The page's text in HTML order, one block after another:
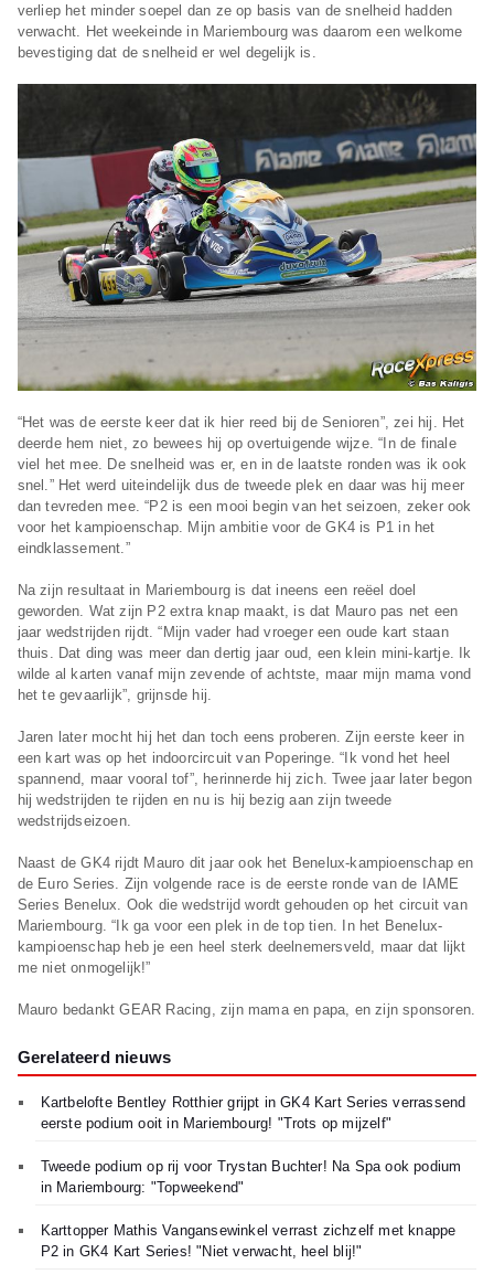
verliep het minder soepel dan ze op basis van de snelheid hadden
verwacht. Het weekeinde in Mariembourg was daarom een welkome
bevestiging dat de snelheid er wel degelijk is.
“Het was de eerste keer dat ik hier reed bij de Senioren”, zei hij. Het
deerde hem niet, zo bewees hij op overtuigende wijze. “In de finale
viel het mee. De snelheid was er, en in de laatste ronden was ik ook
snel.” Het werd uiteindelijk dus de tweede plek en daar was hij meer
dan tevreden mee. “P2 is een mooi begin van het seizoen, zeker ook
voor het kampioenschap. Mijn ambitie voor de GK4 is P1 in het
eindklassement.”
Na zijn resultaat in Mariembourg is dat ineens een reëel doel
geworden. Wat zijn P2 extra knap maakt, is dat Mauro pas net een
jaar wedstrijden rijdt. “Mijn vader had vroeger een oude kart staan
thuis. Dat ding was meer dan dertig jaar oud, een klein mini-kartje. Ik
wilde al karten vanaf mijn zevende of achtste, maar mijn mama vond
het te gevaarlijk”, grijnsde hij.
Jaren later mocht hij het dan toch eens proberen. Zijn eerste keer in
een kart was op het indoorcircuit van Poperinge. “Ik vond het heel
spannend, maar vooral tof”, herinnerde hij zich. Twee jaar later begon
hij wedstrijden te rijden en nu is hij bezig aan zijn tweede
wedstrijdseizoen.
Naast de GK4 rijdt Mauro dit jaar ook het Benelux-kampioenschap en
de Euro Series. Zijn volgende race is de eerste ronde van de IAME
Series Benelux. Ook die wedstrijd wordt gehouden op het circuit van
Mariembourg. “Ik ga voor een plek in de top tien. In het Benelux-
kampioenschap heb je een heel sterk deelnemersveld, maar dat lijkt
me niet onmogelijk!”
Mauro bedankt GEAR Racing, zijn mama en papa, en zijn sponsoren.
Gerelateerd nieuws
Kartbelofte Bentley Rotthier grijpt in GK4 Kart Series verrassend
eerste podium ooit in Mariembourg! "Trots op mijzelf"
Tweede podium op rij voor Trystan Buchter! Na Spa ook podium
in Mariembourg: "Topweekend"
Karttopper Mathis Vangansewinkel verrast zichzelf met knappe
P2 in GK4 Kart Series! "Niet verwacht, heel blij!"